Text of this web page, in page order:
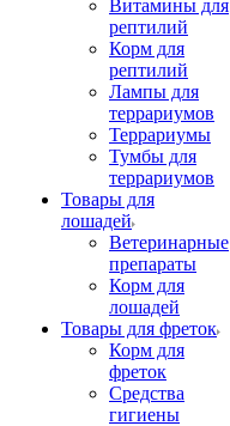
Витамины для
рептилий
Корм для
рептилий
Лампы для
террариумов
Террариумы
Тумбы для
террариумов
Товары для
лошадей
Ветеринарные
препараты
Корм для
лошадей
Товары для фреток
Корм для
фреток
Средства
гигиены